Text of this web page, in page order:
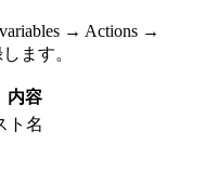
→ Actions →
ます。
内容
ト名